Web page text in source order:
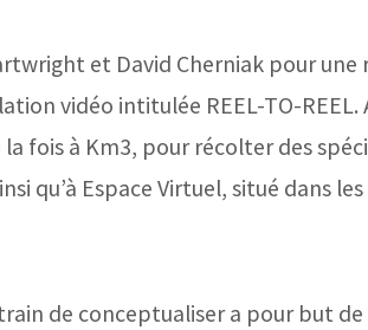
et David Cherniak pour une
vidéo intitulée REEL-TO-REEL.
fois à Km3, pour récolter des
qu’à Espace Virtuel, situé dans
de conceptualiser a pour but